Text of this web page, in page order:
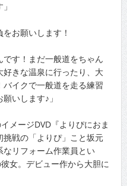
お願いします！
です！まだ一般道をちゃん
きな温泉に行ったり、大
イクで一般道を走る練習
いします♪」
メージDVD『よりぴにおま
戦の「よりぴ」こと坂元
リフォーム作業員とい
女。デビュー作から大胆に